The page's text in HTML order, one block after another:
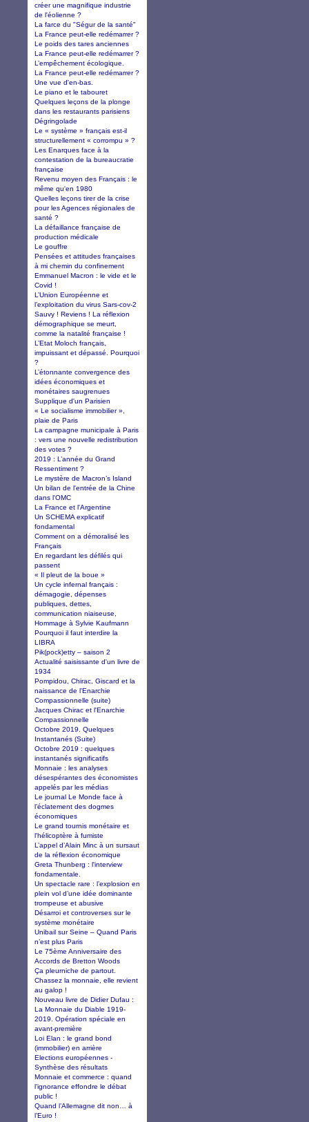
créer une magnifique industrie
de l'éolienne ?
La farce du "Ségur de la santé"
La France peut-elle redémarrer ?
Le poids des tares anciennes
La France peut-elle redémarrer ?
L’empêchement écologique.
La France peut-elle redémarrer ?
Une vue d'en-bas.
Le piano et le tabouret
Quelques leçons de la plonge
dans les restaurants parisiens
Dégringolade
Le « système » français est-il
structurellement « corrompu » ?
Les Enarques face à la
contestation de la bureaucratie
française
Revenu moyen des Français : le
même qu'en 1980
Quelles leçons tirer de la crise
pour les Agences régionales de
santé ?
La défaillance française de
production médicale
Le gouffre
Pensées et attitudes françaises
à mi chemin du confinement
Emmanuel Macron : le vide et le
Covid !
L’Union Européenne et
l’exploitation du virus Sars-cov-2
Sauvy ! Reviens ! La réflexion
démographique se meurt,
comme la natalité française !
L’Etat Moloch français,
impuissant et dépassé. Pourquoi
?
L’étonnante convergence des
idées économiques et
monétaires saugrenues
Supplique d'un Parisien
« Le socialisme immobilier »,
plaie de Paris
La campagne municipale à Paris
: vers une nouvelle redistribution
des votes ?
2019 : L’année du Grand
Ressentiment ?
Le mystère de Macron’s Island
Un bilan de l'entrée de la Chine
dans l'OMC
La France et l'Argentine
Un SCHEMA explicatif
fondamental
Comment on a démoralisé les
Français
En regardant les défilés qui
passent
« Il pleut de la boue »
Un cycle infernal français :
démagogie, dépenses
publiques, dettes,
communication niaiseuse,
Hommage à Sylvie Kaufmann
Pourquoi il faut interdire la
LIBRA
Pik(pock)etty – saison 2
Actualité saisissante d'un livre de
1934
Pompidou, Chirac, Giscard et la
naissance de l'Enarchie
Compassionnelle (suite)
Jacques Chirac et l'Enarchie
Compassionnelle
Octobre 2019. Quelques
Instantanés (Suite)
Octobre 2019 : quelques
instantanés significatifs
Monnaie : les analyses
désespérantes des économistes
appelés par les médias
Le journal Le Monde face à
l’éclatement des dogmes
économiques
Le grand tournis monétaire et
l'hélicoptère à fumiste
L’appel d’Alain Minc à un sursaut
de la réflexion économique
Greta Thunberg : l'interview
fondamentale.
Un spectacle rare : l’explosion en
plein vol d’une idée dominante
trompeuse et abusive
Désarroi et controverses sur le
système monétaire
Unibail sur Seine – Quand Paris
n’est plus Paris
Le 75ème Anniversaire des
Accords de Bretton Woods
Ça pleurniche de partout.
Chassez la monnaie, elle revient
au galop !
Nouveau livre de Didier Dufau :
La Monnaie du Diable 1919-
2019. Opération spéciale en
avant-première
Loi Elan : le grand bond
(immobilier) en arrière
Elections européennes -
Synthèse des résultats
Monnaie et commerce : quand
l’ignorance effondre le débat
public !
Quand l’Allemagne dit non… à
l’Euro !